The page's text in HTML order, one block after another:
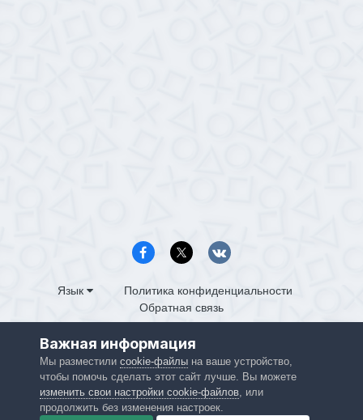
Язык
Политика конфиденциальности
Обратная связь
Powered by Invision Community
Важная информация
Мы разместили cookie-файлына ваше устройство,
чтобы помочь сделать этот сайт лучше. Вы можете
изменить свои настройки cookie-файлов, или
продолжить без изменения настроек.